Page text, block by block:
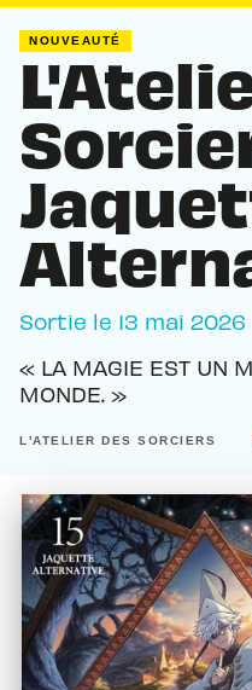
NOUVEAUTÉ
Sortie le 13 mai 2026
« LA MAGIE EST UN
MONDE. »
L'ATELIER DES SORCIERS